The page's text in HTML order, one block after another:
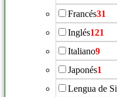
Francés31
Inglés121
Italiano9
Japonés1
Lengua de